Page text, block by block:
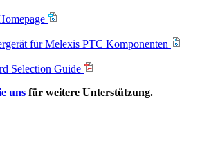
für Melexis PTC Komponenten
Selection Guide
uns für weitere Unterstützung.